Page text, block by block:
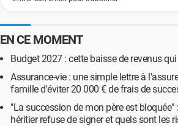
EN CE MOMENT
Budget 2027 : cette baisse de revenus
Assurance-vie : une simple lettre à
famille d'éviter 20 000 € de frais de
"La succession de mon père est bloquée"
héritier refuse de signer et quels sont les